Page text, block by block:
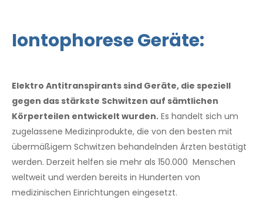
Iontophorese Geräte:
Elektro Antitranspirants sind Geräte, die speziell
gegen das stärkste Schwitzen auf sämtlichen
Körperteilen entwickelt wurden. Es handelt sich um
zugelassene Medizinprodukte, die von den besten mit
übermäßigem Schwitzen behandelnden Ärzten bestätigt
werden. Derzeit helfen sie mehr als 150.000 Menschen
weltweit und werden bereits in Hunderten von
medizinischen Einrichtungen eingesetzt.